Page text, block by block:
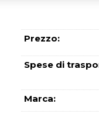
Prezzo:
Spese di
Marca: